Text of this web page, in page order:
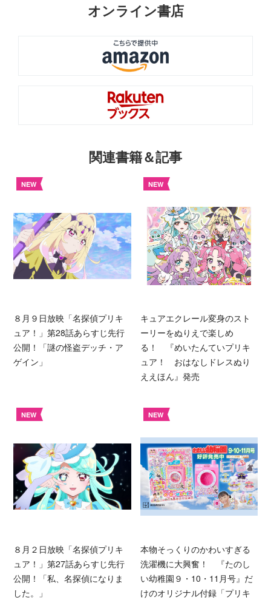
オンライン書店
関連書籍＆記事
NEW
８月９日放映「名探偵プリキ
ュア！」第28話あらすじ先行
公開！「謎の怪盗デッチ・ア
ゲイン」
NEW
キュアエクレール変身のスト
ーリーをぬりえで楽しめ
る！ 『めいたんていプリキ
ュア！ おはなしドレスぬり
ええほん』発売
NEW
８月２日放映「名探偵プリキ
ュア！」第27話あらすじ先行
公開！「私、名探偵になりま
した。」
NEW
本物そっくりのかわいすぎる
洗濯機に大興奮！ 『たのし
い幼稚園９・10・11月号』だ
けのオリジナル付録「プリキ